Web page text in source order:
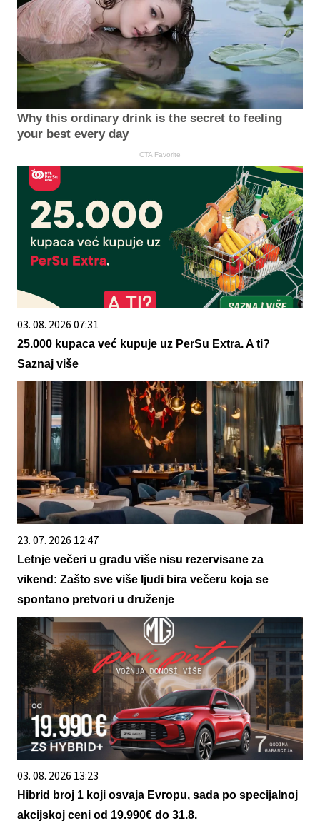
Why this ordinary drink is the secret to feeling
your best every day
CTA Favorite
03. 08. 2026 07:31
25.000 kupaca već kupuje uz PerSu Extra. A ti?
Saznaj više
23. 07. 2026 12:47
Letnje večeri u gradu više nisu rezervisane za
vikend: Zašto sve više ljudi bira večeru koja se
spontano pretvori u druženje
03. 08. 2026 13:23
Hibrid broj 1 koji osvaja Evropu, sada po specijalnoj
akcijskoj ceni od 19.990€ do 31.8.